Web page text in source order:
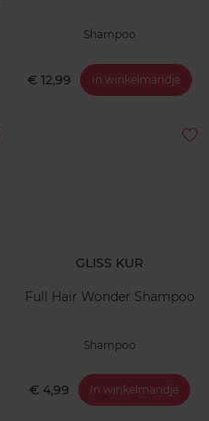
Shampoo
€ 12,99 In winkelmandje
GLISS KUR
Full Hair Wonder Shampoo
Shampoo
€ 4,99 In winkelmandje